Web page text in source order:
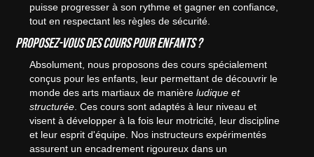
puisse progresser à son rythme et gagner en confiance,
tout en respectant les règles de sécurité.
Proposez-vous des cours pour enfants ?
Absolument, nous proposons des cours spécialement
conçus pour les enfants, leur permettant de découvrir le
monde des arts martiaux de manièreludique et
structurée. Ces cours sont adaptés à leur niveau et
visent à développer à la fois leur motricité, leur discipline
et leur esprit d'équipe. Nos instructeurs expérimentés
assurent un encadrement rigoureux dans un